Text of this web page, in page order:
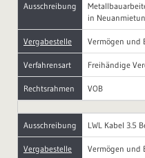
Ausschreibung
in
Vergabestelle Vermögen und
Verfahrensart Freihändige
Rechtsrahmen VOB
Ausschreibung LWL Kabel 3.5
Vergabestelle Vermögen und